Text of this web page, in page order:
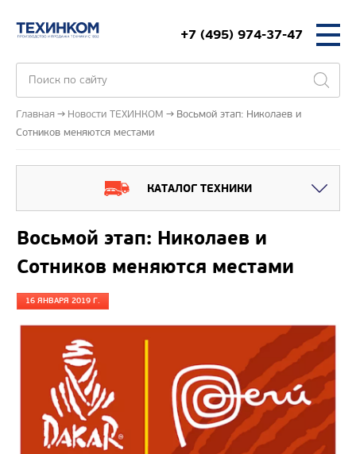
+7 (495) 974-37-47
Главная Новости ТЕХИНКОМ
Восьмой этап: Николаев и
Сотников меняются местами
КАТАЛОГ ТЕХНИКИ
Восьмой этап: Николаев и
Сотников меняются местами
16 ЯНВАРЯ 2019 Г.